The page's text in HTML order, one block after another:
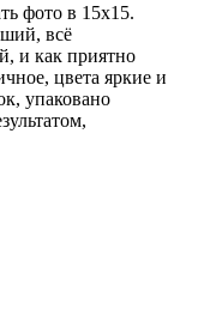
фото в 15х15.
всё
и как приятно
цвета яркие и
упаковано